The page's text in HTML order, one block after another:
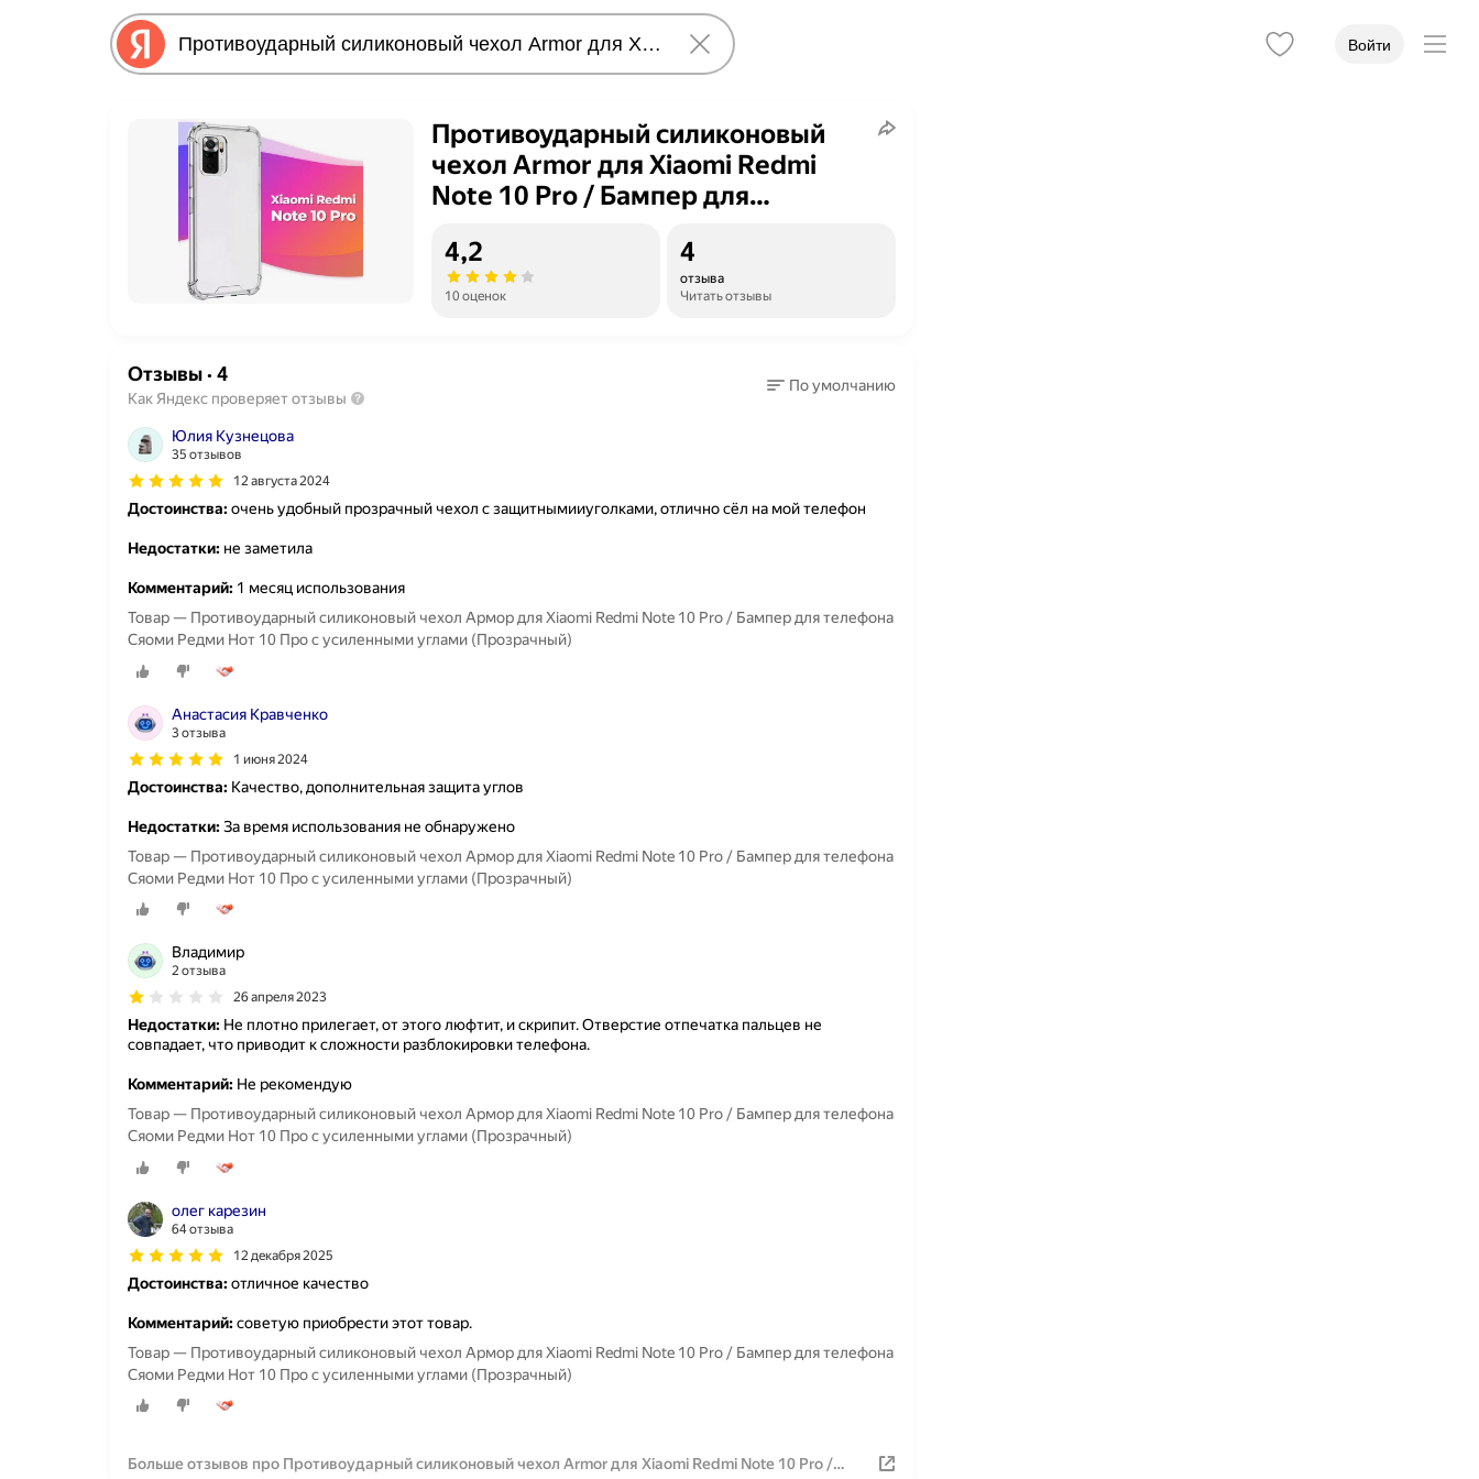
Войти
Противоударный силиконовый
чехол Armor для Xiaomi Redmi
Note 10 Pro / Бампер для
Про с усиленными углами
(Прозрачный)
4,2
10 оценок
4
отзыва
Читать отзывы
Отзывы· 4
Как Яндекс проверяет отзывы
По умолчанию
Юлия Кузнецова
35 отзывов
12 августа 2024
Достоинства:очень удобный прозрачный чехол с защитнымииуголками, отлично сёл на мой телефон
Недостатки: не заметила
Комментарий: 1 месяц использования
Товар — Противоударный силиконовый чехол Армор для Xiaomi Redmi Note 10 Pro / Бампер для телефона
Сяоми Редми Нот 10 Про с усиленными углами (Прозрачный)
Анастасия Кравченко
3 отзыва
1 июня 2024
Достоинства: Качество, дополнительная защита углов
Недостатки:За время использования не обнаружено
Товар — Противоударный силиконовый чехол Армор для Xiaomi Redmi Note 10 Pro / Бампер для телефона
Сяоми Редми Нот 10 Про с усиленными углами (Прозрачный)
Владимир
2 отзыва
26 апреля 2023
Недостатки: Не плотно прилегает, от этого люфтит, и скрипит. Отверстие отпечатка пальцев не
совпадает, что приводит к сложности разблокировки телефона.
Комментарий: Не рекомендую
Товар — Противоударный силиконовый чехол Армор для Xiaomi Redmi Note 10 Pro / Бампер для телефона
Сяоми Редми Нот 10 Про с усиленными углами (Прозрачный)
олег карезин
64 отзыва
12 декабря 2025
Достоинства:отличное качество
Комментарий:советую приобрести этот товар.
Товар — Противоударный силиконовый чехол Армор для Xiaomi Redmi Note 10 Pro / Бампер для телефона
Сяоми Редми Нот 10 Про с усиленными углами (Прозрачный)
Больше отзывов про Противоударный силиконовый чехол Armor для Xiaomi Redmi Note 10 Pro /